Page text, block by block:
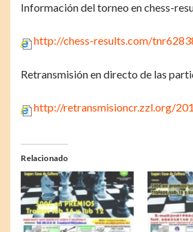
Información del torneo en chess-
http://chess-results.com/
Retransmisión en directo de las
http://retransmisioncr.zzl.org/
Relacionado